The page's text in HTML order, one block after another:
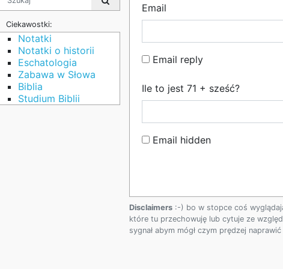
Ciekawostki:
Notatki
Notatki o historii
Eschatologia
Zabawa w Słowa
Biblia
Studium Biblii
Email
Email reply
Ile to jest 71 + sześć?
Email hidden
Disclaimers :-) bo w stopce coś
które tu przechowuję lub cytuje ze
sygnał abym mógł czym prędzej